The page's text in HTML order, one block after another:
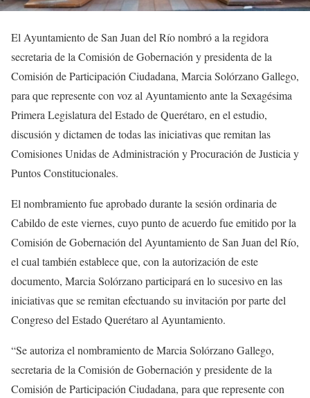
El Ayuntamiento de San Juan del Río nombró a la regidora
secretaria de la Comisión de Gobernación y presidenta de la
Comisión de Participación Ciudadana, Marcia Solórzano Gallego,
para que represente con voz al Ayuntamiento ante la Sexagésima
Primera Legislatura del Estado de Querétaro, en el estudio,
discusión y dictamen de todas las iniciativas que remitan las
Comisiones Unidas de Administración y Procuración de Justicia y
Puntos Constitucionales.
El nombramiento fue aprobado durante la sesión ordinaria de
Cabildo de este viernes, cuyo punto de acuerdo fue emitido por la
Comisión de Gobernación del Ayuntamiento de San Juan del Río,
el cual también establece que, con la autorización de este
documento, Marcia Solórzano participará en lo sucesivo en las
iniciativas que se remitan efectuando su invitación por parte del
Congreso del Estado Querétaro al Ayuntamiento.
“Se autoriza el nombramiento de Marcia Solórzano Gallego,
secretaria de la Comisión de Gobernación y presidente de la
Comisión de Participación Ciudadana, para que represente con